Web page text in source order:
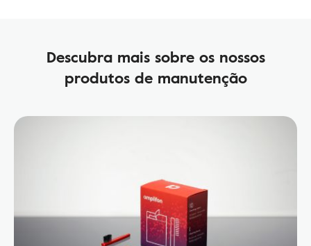
Descubra mais sobre os nossos
produtos de manutenção